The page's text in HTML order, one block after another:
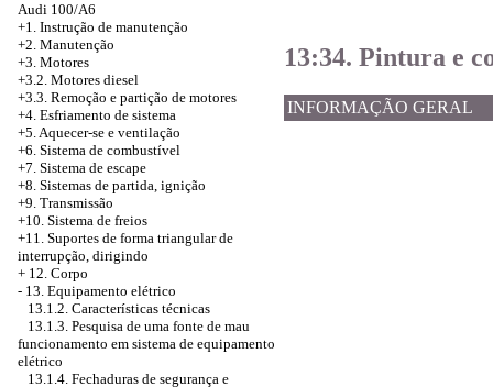
Audi 100/A6
+1. Instrução de manutenção
+2. Manutenção
+3. Motores
+3.2. Motores diesel
+3.3. Remoção e partição de motores
+4. Esfriamento de sistema
+5. Aquecer-se e ventilação
+6. Sistema de combustível
+7. Sistema de escape
+8. Sistemas de partida, ignição
+9. Transmissão
+10. Sistema de freios
+11. Suportes de forma triangular de
interrupção, dirigindo
+ 12. Corpo
- 13. Equipamento elétrico
13.1.2. Características técnicas
13.1.3. Pesquisa de uma fonte de mau
funcionamento em sistema de equipamento
elétrico
13.1.4. Fechaduras de segurança e
13:34. Pintura e
INFORMAÇÃO GERAL